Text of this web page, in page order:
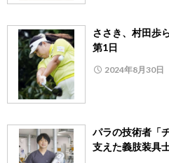
ささき、村田歩
第1日
2024年8月30日
パラの技術者「
支えた義肢装具